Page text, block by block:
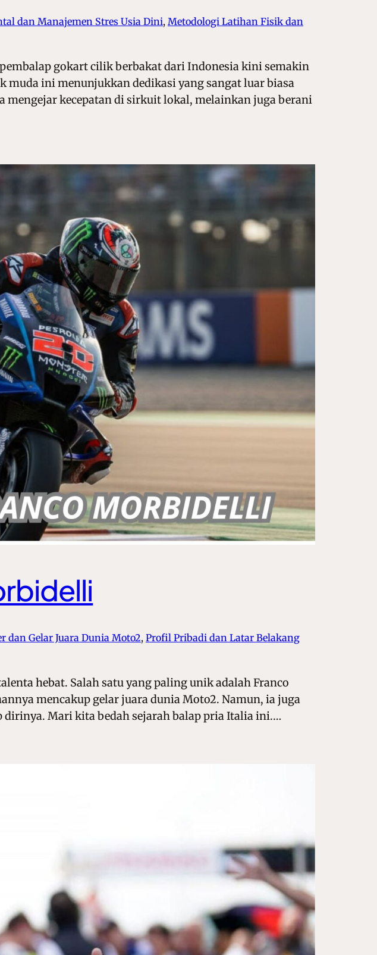
dan Manajemen Stres Usia Dini, Metodologi Latihan Fisik dan
gokart cilik berbakat dari Indonesia kini semakin
ini menunjukkan dedikasi yang sangat luar biasa
mengejar kecepatan di sirkuit lokal, melainkan juga berani
dan Gelar Juara Dunia Moto2, Profil Pribadi dan Latar Belakang
hebat. Salah satu yang paling unik adalah Franco
mencakup gelar juara dunia Moto2. Namun, ia juga
Mari kita bedah sejarah balap pria Italia ini.…